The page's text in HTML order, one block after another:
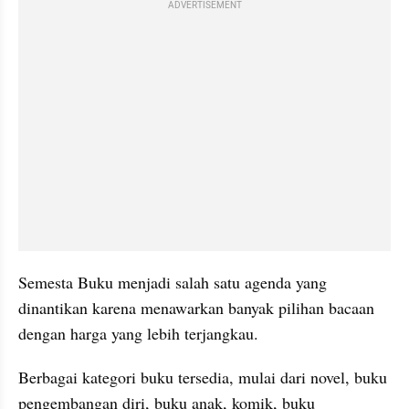
ADVERTISEMENT
Semesta Buku menjadi salah satu agenda yang
dinantikan karena menawarkan banyak pilihan bacaan
dengan harga yang lebih terjangkau.
Berbagai kategori buku tersedia, mulai dari novel, buku
pengembangan diri, buku anak, komik, buku